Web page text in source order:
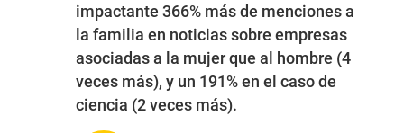
impactante 366% más de menciones a
la familia en noticias sobre empresas
asociadas a la mujer que al hombre (4
veces más), y un 191% en el caso de
ciencia (2 veces más).